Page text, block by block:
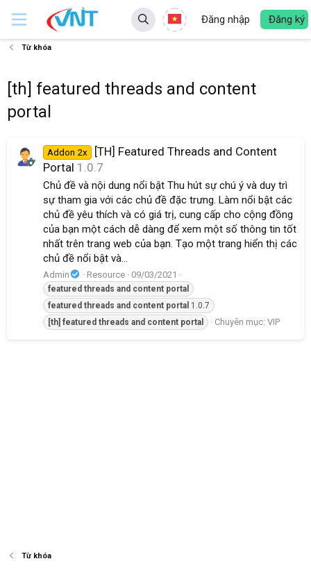
Đăng nhập Đăng ký
Từ khóa
[th] featured threads and content
portal
Addon 2x
[TH] Featured Threads and Content
Portal 1.0.7
Chủ đề và nội dung nổi bật Thu hút sự chú ý và duy trì
sự tham gia với các chủ đề đặc trưng. Làm nổi bật các
chủ đề yêu thích và có giá trị, cung cấp cho cộng đồng
của bạn một cách dễ dàng để xem một số thông tin tốt
nhất trên trang web của bạn. Tạo một trang hiển thị các
chủ đề nổi bật và...
Admin Resource 09/03/2021
featured threads and content portal
featured threads and content portal 1.0.7
[th] featured threads and content portal Chuyên mục: VIP
Từ khóa